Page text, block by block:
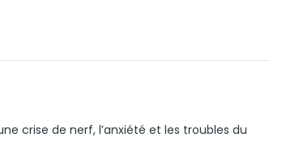
crise de nerf, l’anxiété et les troubles du